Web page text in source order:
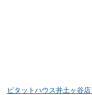
ピタットハウス井土ヶ谷店